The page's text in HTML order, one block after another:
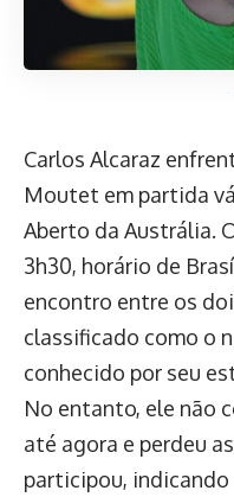
Carlos Alcaraz
Moutet em partida
Aberto da Austrália.
3h30, horário de
encontro entre os
classificado como o
conhecido por seu
No entanto, ele não
até agora e perdeu
participou,